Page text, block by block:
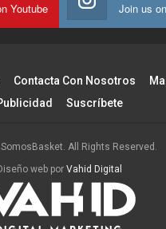
Youtube
Contacta Con Nosotros
Suscríbete
All Rights Reserved.
web por Vahid Digital